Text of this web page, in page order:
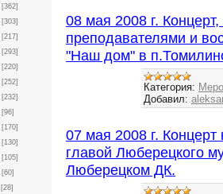
[362]
[303]
[217]
[293]
[220]
[252]
[232]
[96]
[170]
[130]
[105]
[60]
[28]
08 мая 2008 г.
преподавателями и
"Наш дом" в
Категория:
Добавил:
07 мая 2008 г.
главой Люберецкого
Люберецком ДК.